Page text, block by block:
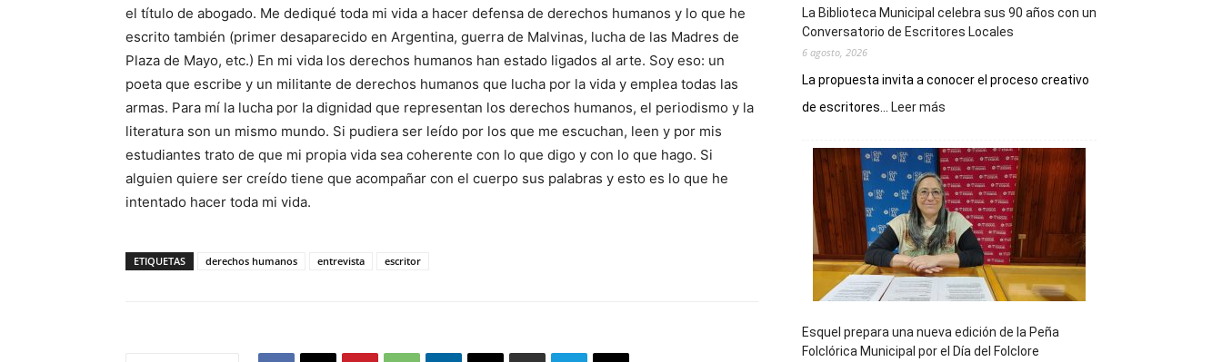
el título de abogado. Me dediqué toda mi vida a hacer defensa de derechos humanos y lo que he
escrito también (primer desaparecido en Argentina, guerra de Malvinas, lucha de las Madres de
Plaza de Mayo, etc.) En mi vida los derechos humanos han estado ligados al arte. Soy eso: un
poeta que escribe y un militante de derechos humanos que lucha por la vida y emplea todas las
armas. Para mí la lucha por la dignidad que representan los derechos humanos, el periodismo y la
literatura son un mismo mundo. Si pudiera ser leído por los que me escuchan, leen y por mis
estudiantes trato de que mi propia vida sea coherente con lo que digo y con lo que hago. Si
alguien quiere ser creído tiene que acompañar con el cuerpo sus palabras y esto es lo que he
intentado hacer toda mi vida.
ETIQUETAS derechos humanos entrevista escritor
La Biblioteca Municipal celebra sus 90 años con un
Conversatorio de Escritores Locales
6 agosto, 2026
La propuesta invita a conocer el proceso creativo
de escritores...
Leer más
Municipal
celebra
sus
90
años
con
un
Conversatorio
Escritores
Locales
Esquel prepara una nueva edición de la Peña
Folclórica Municipal por el Día del Folclore